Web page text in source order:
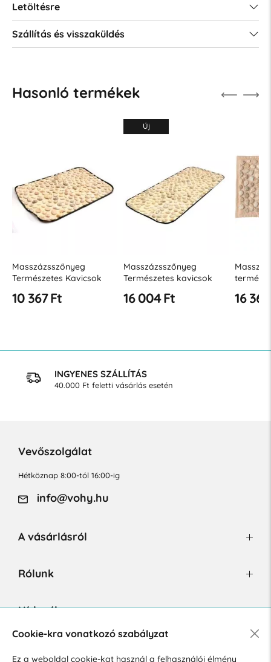
Letöltésre
Szállítás és visszaküldés
Hasonló termékek
Masszázsszőnyeg
Természetes Kavicsok
10 367 Ft
Új
Masszázsszőnyeg
Természetes kavicsok
16 004 Ft 16
INGYENES SZÁLLÍTÁS
40.000 Ft feletti vásárlás esetén
Vevőszolgálat
Hétköznap 8:00-tól 16:00-ig
info@vohy.hu
A vásárlásról
Rólunk
Hírlevél
Cookie-kra vonatkozó szabályzat
Ez a weboldal cookie-kat használ a felhasználói élmény